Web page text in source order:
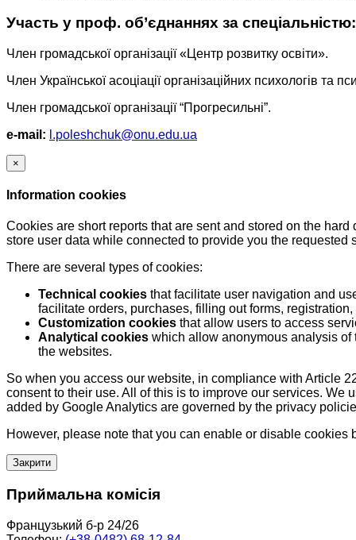
Участь у проф. об’єднаннях за спеціальністю:
Член громадської організації «Центр розвитку освіти».
Член Української асоціації організаційних психологів та
Член громадської організації “Прогресильні”.
e-mail: l.poleshchuk@onu.edu.ua
×
Information cookies
Cookies are short reports that are sent and stored on the
store user data while connected to provide you the
There are several types of cookies:
Technical cookies that facilitate user navigation and
facilitate orders, purchases, filling out forms,
Customization cookies that allow users to access
Analytical cookies which allow anonymous analysis
the websites.
So when you access our website, in compliance with Article
consent to their use. All of this is to improve our services.
added by Google Analytics are governed by the privacy
However, please note that you can enable or disable cookies
Закрити
Приймальна комісія
Французький б-р 24/26